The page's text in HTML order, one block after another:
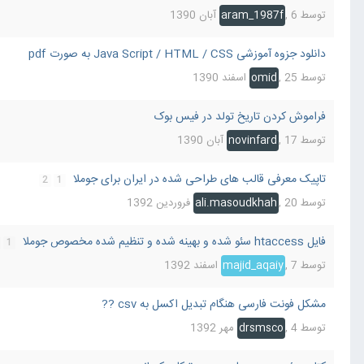
توسط aram_1987f, 6 آبان 1390
دانلود جزوه آموزشی Java Script / HTML / CSS به صورت pdf
توسط omid, 25 اسفند 1390
فراموش کردن تاریخ تولد در فیس بوک
توسط novinfard, 17 آبان 1390
تاپیک معرفی قالب های طراحی شده در ایران برای جوملا 1
2
توسط ali.masoudkhah, 20 فروردین 1392
فایل htaccess سئو شده و بهینه شده و تنظیم شده مخصوص جوملا 1
توسط majid_aqaiy, 7 اسفند 1392
مشکل فونت فارسی هنگام تبدیل اکسل به csv ??
توسط drsmsco, 4 مهر 1392